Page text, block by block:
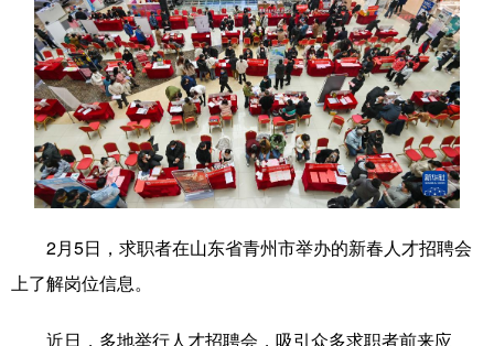
文化 书画 健康 军事
访谈 视频 图片 政务
法律 中央文件 金融 汽车
食品 人居 信息化 数字经济
2月5日，求职者在山东省青州市举办的新春人才招聘会
上了解岗位信息。
近日，多地举行人才招聘会，吸引众多求职者前来应